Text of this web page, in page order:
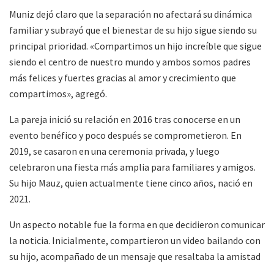
Muniz dejó claro que la separación no afectará su dinámica
familiar y subrayó que el bienestar de su hijo sigue siendo su
principal prioridad. «Compartimos un hijo increíble que sigue
siendo el centro de nuestro mundo y ambos somos padres
más felices y fuertes gracias al amor y crecimiento que
compartimos», agregó.
La pareja inició su relación en 2016 tras conocerse en un
evento benéfico y poco después se comprometieron. En
2019, se casaron en una ceremonia privada, y luego
celebraron una fiesta más amplia para familiares y amigos.
Su hijo Mauz, quien actualmente tiene cinco años, nació en
2021.
Un aspecto notable fue la forma en que decidieron comunicar
la noticia. Inicialmente, compartieron un video bailando con
su hijo, acompañado de un mensaje que resaltaba la amistad